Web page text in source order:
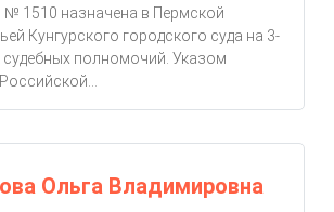
№ 1510 назначена в Пермской
Кунгурского городского суда на 3-
судебных полномочий. Указом
Ольга Владимировна